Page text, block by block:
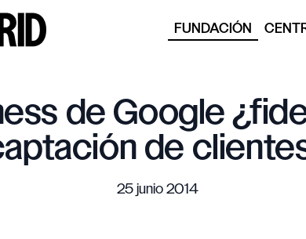
FUNDACIÓN
de Google
de
25 junio 2014